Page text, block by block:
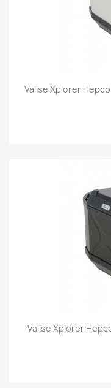
Valise Xplorer
Valise Xplorer